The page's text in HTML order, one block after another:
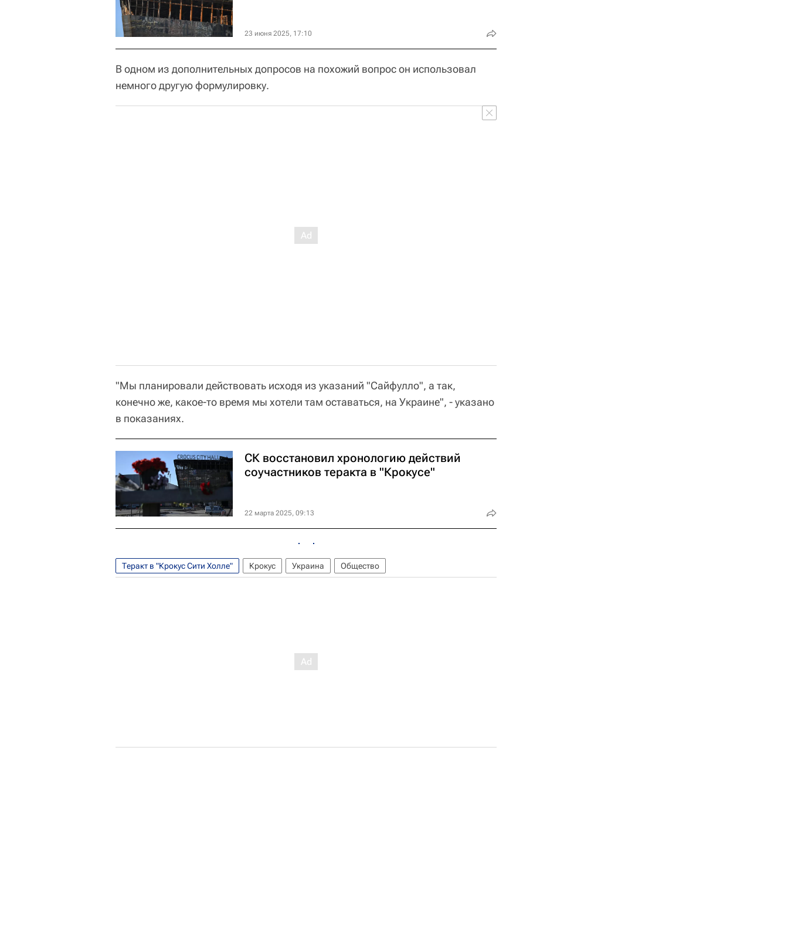
23 июня 2025, 17:10
В одном из дополнительных допросов на похожий вопрос он использовал
немного другую формулировку.
"Мы планировали действовать исходя из указаний "Сайфулло", а так,
конечно же, какое-то время мы хотели там оставаться, на Украине", - указано
в показаниях.
СК восстановил хронологию действий
соучастников теракта в "Крокусе"
22 марта 2025, 09:13
Теракт в "Крокус Сити Холле" Крокус Украина Общество